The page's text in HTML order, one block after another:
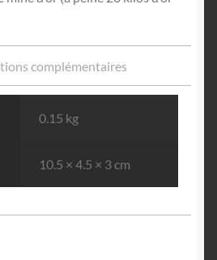
complémentaires
0.15 kg
10.5 × 4.5 × 3 cm